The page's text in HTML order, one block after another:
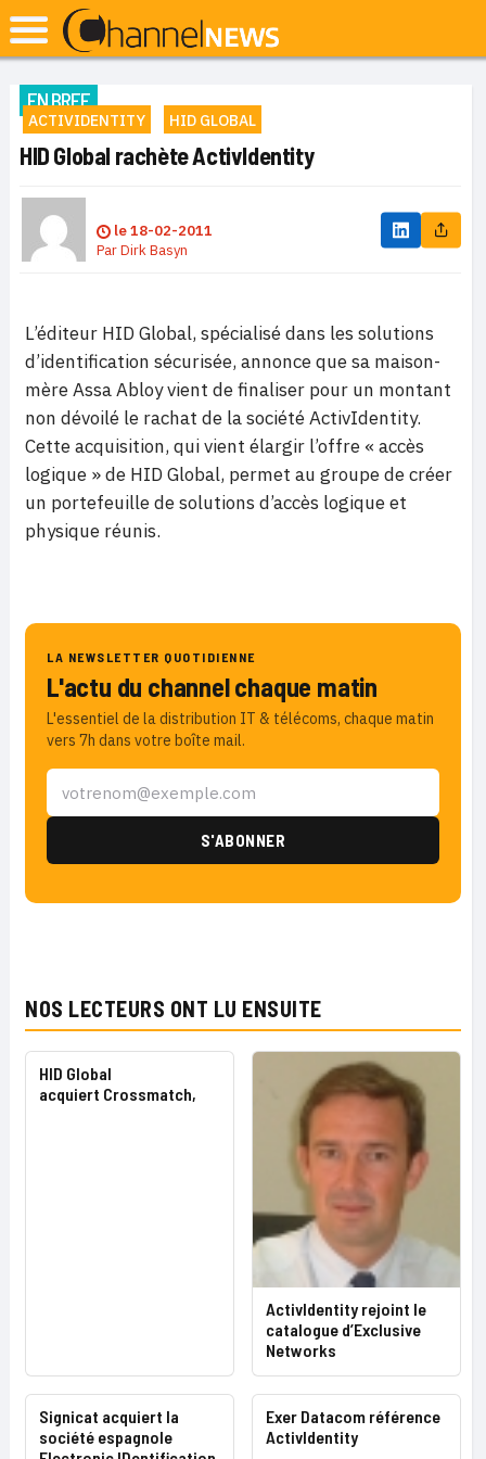
EN BREF
ACTIVIDENTITY HID GLOBAL
HID Global rachète ActivIdentity
le18-02-2011
ParDirk Basyn
L’éditeur HID Global, spécialisé dans les solutions
d’identification sécurisée, annonce que sa maison-
mère Assa Abloy vient de finaliser pour un montant
non dévoilé le rachat de la société ActivIdentity.
Cette acquisition, qui vient élargir l’offre « accès
logique » de HID Global, permet au groupe de créer
un portefeuille de solutions d’accès logique et
physique réunis.
LA NEWSLETTER QUOTIDIENNE
L'actu du channel chaque matin
L'essentiel de la distribution IT & télécoms, chaque matin
vers 7h dans votre boîte mail.
NOS LECTEURS ONT LU ENSUITE
HID Global
acquiert Crossmatch,
ActivIdentity rejoint le
catalogue d’Exclusive
Networks
Signicat acquiert la
société espagnole
Exer Datacom référence
ActivIdentity